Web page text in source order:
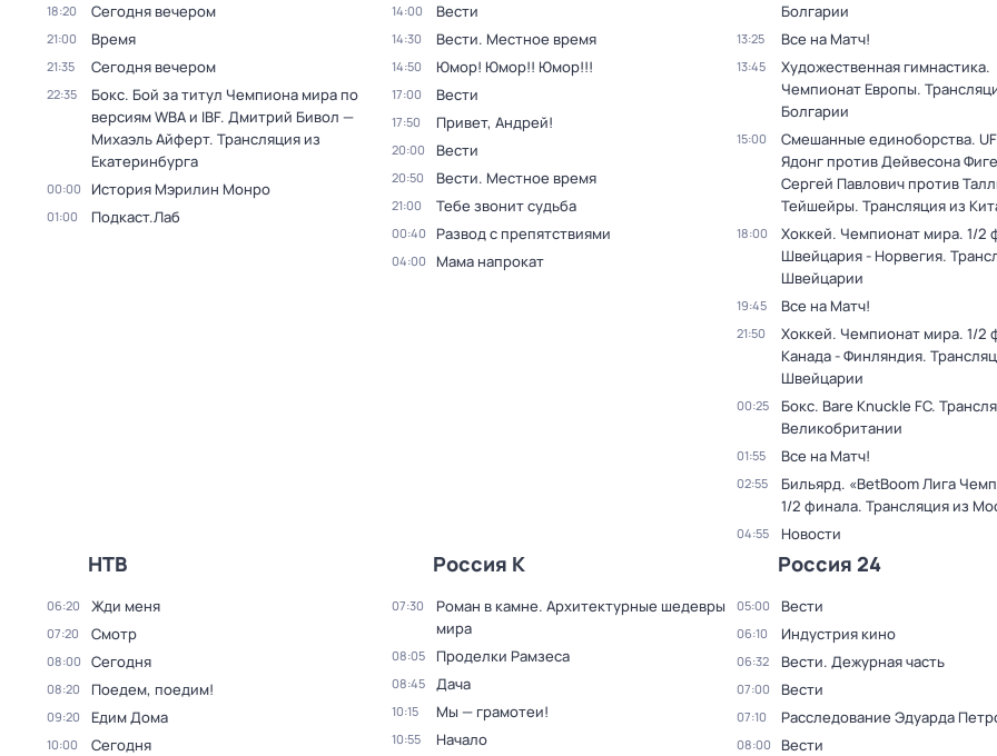
18:20 Сегодня вечером
21:00 Время
21:35 Сегодня вечером
22:35
Бокс. Бой за титул Чемпиона мира по
версиям WBA и IBF. Дмитрий Бивол —
Михаэль Айферт. Трансляция из
Екатеринбурга
00:00 История Мэрилин Монро
01:00 Подкаст.Лаб
14:00 Вести
14:30 Вести. Местное время
14:50 Юмор! Юмор!! Юмор!!!
17:00 Вести
17:50 Привет, Андрей!
20:00 Вести
20:50 Вести. Местное время
21:00 Тебе звонит судьба
00:40 Развод с препятствиями
04:00 Мама напрокат
Болгарии
13:25 Все на Матч!
13:45
Художественная гимнастика.
Чемпионат Европы.
Болгарии
15:00
Смешанные единоборства.
Ядонг против Дейвесона
Сергей Павлович против
Тейшейры. Трансляция из
18:00
Хоккей. Чемпионат мира. 1/2
Швейцария - Норвегия.
Швейцарии
19:45 Все на Матч!
21:50
Хоккей. Чемпионат мира. 1/2
Канада - Финляндия.
Швейцарии
00:25
Бокс. Bare Knuckle FC.
Великобритании
01:55 Все на Матч!
02:55
Бильярд. «BetBoom Лига
1/2 финала. Трансляция из
04:55 Новости
НТВ
06:20 Жди меня
07:20 Смотр
08:00 Сегодня
08:20 Поедем, поедим!
09:20 Едим Дома
10:00 Сегодня
Россия К
07:30
Роман в камне. Архитектурные шедевры
мира
08:05 Проделки Рамзеса
08:45 Дача
10:15 Мы — грамотеи!
10:55 Начало
Россия 24
05:00 Вести
06:10 Индустрия кино
06:32 Вести. Дежурная часть
07:00 Вести
07:10 Расследование Эдуарда
08:00 Вести